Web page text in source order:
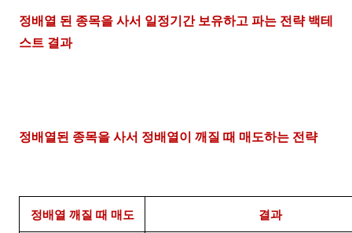
정배열 된 종목을 사서 일정기간 보유하고 파는 전략 백테
스트 결과
정배열된 종목을 사서 정배열이 깨질 때 매도하는 전략
정배열 깨질 때 매도 결과